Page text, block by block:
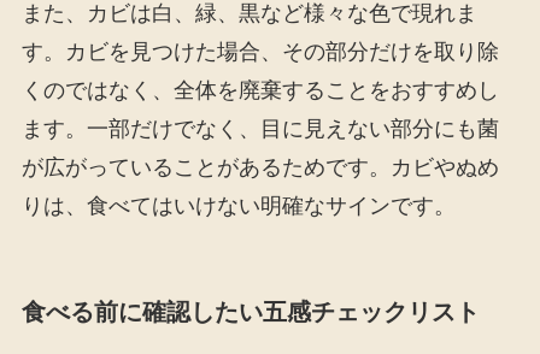
また、カビは白、緑、黒など様々な色で現れま
す。カビを見つけた場合、その部分だけを取り除
くのではなく、全体を廃棄することをおすすめし
ます。一部だけでなく、目に見えない部分にも菌
が広がっていることがあるためです。カビやぬめ
りは、食べてはいけない明確なサインです。
食べる前に確認したい五感チェックリスト